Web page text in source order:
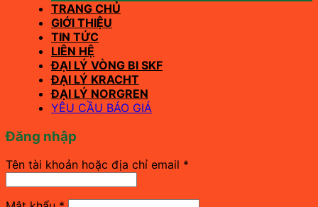
TRANG CHỦ
GIỚI THIỆU
TIN TỨC
LIÊN HỆ
ĐẠI LÝ VÒNG BI SKF
ĐẠI LÝ KRACHT
ĐẠI LÝ NORGREN
YÊU CẦU BÁO GIÁ
Đăng nhập
Tên tài khoản hoặc địa chỉ email *